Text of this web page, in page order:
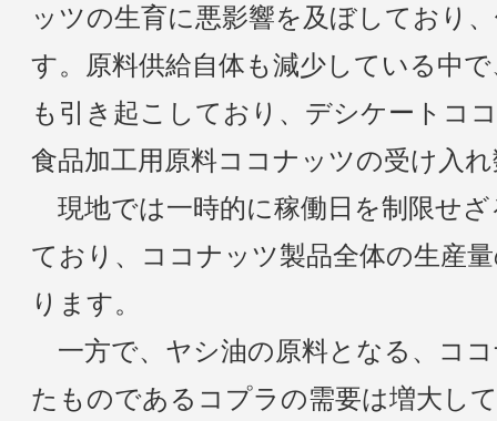
ッツの生育に悪影響を及ぼしており
す。原料供給自体も減少している中
も引き起こしており、デシケートコ
食品加工用原料ココナッツの受け入
現地では一時的に稼働日を制限せ
ており、ココナッツ製品全体の生産
ります。
一方で、ヤシ油の原料となる、コ
たものであるコプラの需要は増大し